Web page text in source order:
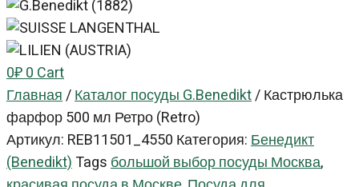
0₽0Cart
Главная/Каталог посуды G.Benedikt/Кастрюлька
фарфор 500 мл Ретро (Retro)
Артикул: REB11501_4550 Категория:Бенедикт
(Benedikt)Tagsбольшой выбор посуды Москва,